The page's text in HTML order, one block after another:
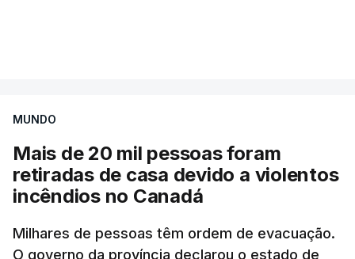
MUNDO
Mais de 20 mil pessoas foram
retiradas de casa devido a violentos
incêndios no Canadá
Milhares de pessoas têm ordem de evacuação.
O governo da província declarou o estado de